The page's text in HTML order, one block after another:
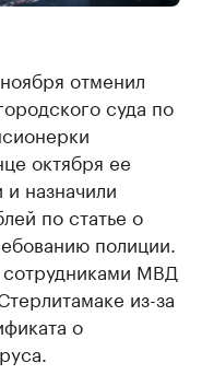
отменил
суда по
октября ее
и назначили
по статье о
полиции.
МВД
из-за
о